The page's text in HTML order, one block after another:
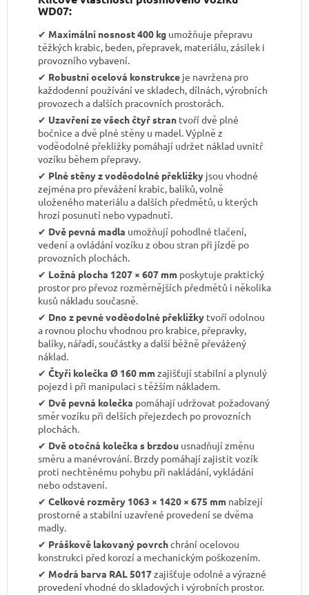
WD07:
✔︎ Maximální nosnost 400 kg umožňuje přepravu
těžkých krabic, beden, přepravek, materiálu, zásilek i
provozního vybavení.
✔︎ Robustní ocelová konstrukce je navržena pro
každodenní používání ve skladech, dílnách, výrobních
provozech a dalších pracovních prostorách.
✔︎ Uzavření ze všech čtyř stran tvoří dvě plné
bočnice a dvě plné stěny u madel. Výplně z
voděodolné překližky pomáhají udržet náklad uvnitř
vozíku během přepravy.
✔︎ Plné stěny z voděodolné překližky jsou vhodné
zejména pro převážení krabic, balíků, volně
uloženého materiálu a dalších předmětů, u kterých
hrozí posunutí nebo vypadnutí.
✔︎ Dvě pevná madla umožňují pohodlné tlačení,
vedení a ovládání vozíku z obou stran při jízdě po
provozních plochách.
✔︎ Ložná plocha 1207 × 607 mm poskytuje praktický
prostor pro převoz rozměrnějších předmětů i několika
kusů nákladu současně.
✔︎ Dno z pevné voděodolné překližky tvoří odolnou
a rovnou plochu vhodnou pro krabice, přepravky,
balíky, nářadí, součástky a další běžně převážený
náklad.
✔︎ Čtyři kolečka Ø 160 mmzajišťují stabilní a plynulý
pojezd i při manipulaci s těžším nákladem.
✔︎ Dvě pevná kolečka pomáhají udržovat požadovaný
směr vozíku při delších přejezdech po provozních
plochách.
✔︎ Dvě otočná kolečka s brzdou usnadňují změnu
směru a manévrování. Brzdy pomáhají zajistit vozík
proti nechtěnému pohybu při nakládání, vykládání
nebo odstavení.
✔︎ Celkové rozměry 1063 × 1420 × 675 mm nabízejí
prostorné a stabilní uzavřené provedení se dvěma
madly.
✔︎ Práškově lakovaný povrchchrání ocelovou
konstrukci před korozí a mechanickým poškozením.
✔︎ Modrá barva RAL 5017zajišťuje odolné a výrazné
provedení vhodné do skladových i výrobních prostor.